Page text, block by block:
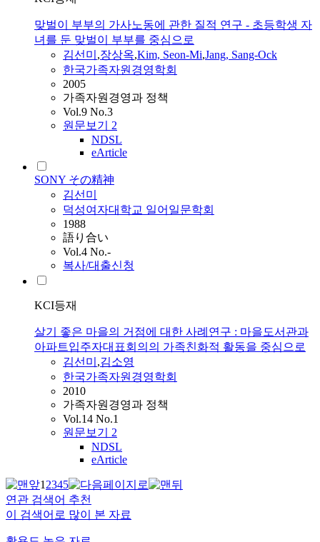
맞벌이 부부의 가사노동에 관한 질적 연구 - 초등학생 자
녀를 둔 맞벌이 부부를 중심으로
김선미 ,장상옥,Kim, Seon-Mi,Jang, Sang-Ock
한국가족자원경영학회
2005
가족자원경영과 정책
Vol.9 No.3
원문보기 2
NDSL
eArticle
SONY その精神
김선미
덕성여자대학교 일어일문학회
1988
語り合い
Vol.4 No.-
복사/대출신청
KCI등재
살기 좋은 마을의 거점에 대한 사례연구 : 마을도서관과
아파트입주자대표회의의 가족친화적 활동을 중심으로
김선미 ,김소영
한국가족자원경영학회
2010
가족자원경영과 정책
Vol.14 No.1
원문보기 2
NDSL
eArticle
12345
연관 검색어 추천
이 검색어로 많이 본 자료